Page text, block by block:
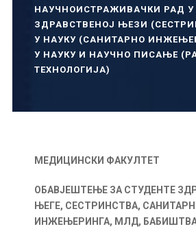
НАУЧНОИСТРАЖИВАЧКИ РАД У
ЗДРАВСТВЕНОЈ ЊЕЗИ
У НАУКУ (САНИТАРНО
У НАУКУ И НАУЧНО ПИСАЊЕ
ТЕХНОЛОГИЈА)
МЕДИЦИНСКИ ФАКУЛТЕТ
ОБАВЈЕШТЕЊЕ ЗА СТУДЕНТЕ
ЊЕГЕ, СЕСТРИНСТВА,
ИНЖЕЊЕРИНГА, МЛД,